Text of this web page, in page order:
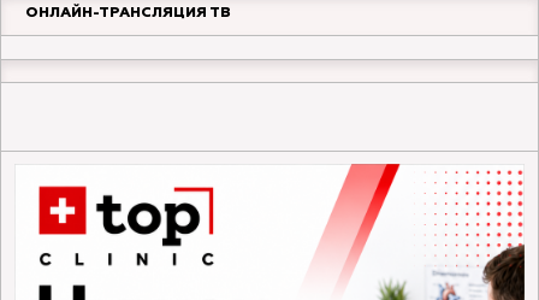
ОНЛАЙН-ТРАНСЛЯЦИЯ ТВ